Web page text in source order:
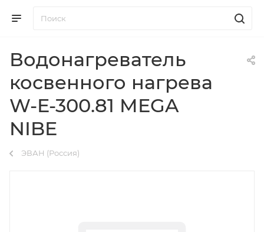
Водонагреватель
косвенного нагрева
W-E-300.81 MEGA
NIBE
ЭВАН (Россия)